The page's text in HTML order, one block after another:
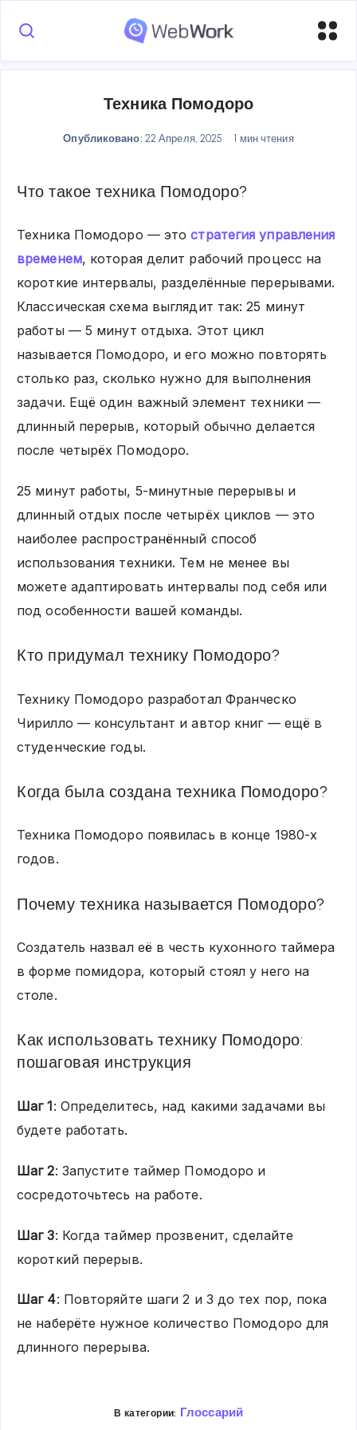
Техника Помодоро
Опубликовано: 22 Апреля, 2025 1 мин чтения
Что такое техника Помодоро?
Техника Помодоро — этостратегия управления
временем, которая делит рабочий процесс на
короткие интервалы, разделённые перерывами.
Классическая схема выглядит так: 25 минут
работы — 5 минут отдыха. Этот цикл
называется Помодоро, и его можно повторять
столько раз, сколько нужно для выполнения
задачи. Ещё один важный элемент техники —
длинный перерыв, который обычно делается
после четырёх Помодоро.
25 минут работы, 5-минутные перерывы и
длинный отдых после четырёх циклов — это
наиболее распространённый способ
использования техники. Тем не менее вы
можете адаптировать интервалы под себя или
под особенности вашей команды.
Кто придумал технику Помодоро?
Технику Помодоро разработал Франческо
Чирилло — консультант и автор книг — ещё в
студенческие годы.
Когда была создана техника Помодоро?
Техника Помодоро появилась в конце 1980-х
годов.
Почему техника называется Помодоро?
Создатель назвал её в честь кухонного таймера
в форме помидора, который стоял у него на
столе.
Как использовать технику Помодоро:
пошаговая инструкция
Шаг 1: Определитесь, над какими задачами вы
будете работать.
Шаг 2: Запустите таймер Помодоро и
сосредоточьтесь на работе.
Шаг 3: Когда таймер прозвенит, сделайте
короткий перерыв.
Шаг 4: Повторяйте шаги 2 и 3 до тех пор, пока
не наберёте нужное количество Помодоро для
длинного перерыва.
В категории: Глоссарий